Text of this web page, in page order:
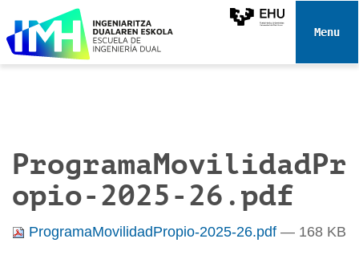
e
Toggle
ProgramaMovilidadPr
opio-2025-26.pdf
ProgramaMovilidadPropio-2025-26.pdf — 168 KB